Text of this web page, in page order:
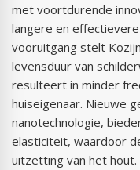
met voortdurende
langere en
vooruitgang stelt
levensduur van
resulteert in minder
huiseigenaar. Nieuwe
nanotechnologie,
elasticiteit, waardoor
uitzetting van het hout.